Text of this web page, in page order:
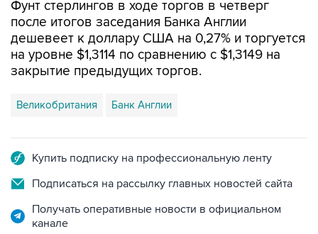
дешевеет к доллару США на 0,27% и торгуется
на уровне $1,3114 по сравнению с $1,3149 на
закрытие предыдущих торгов.
Великобритания Банк Англии
Подписаться на рассылку главных новостей сайта
Получать оперативные новости в официальном